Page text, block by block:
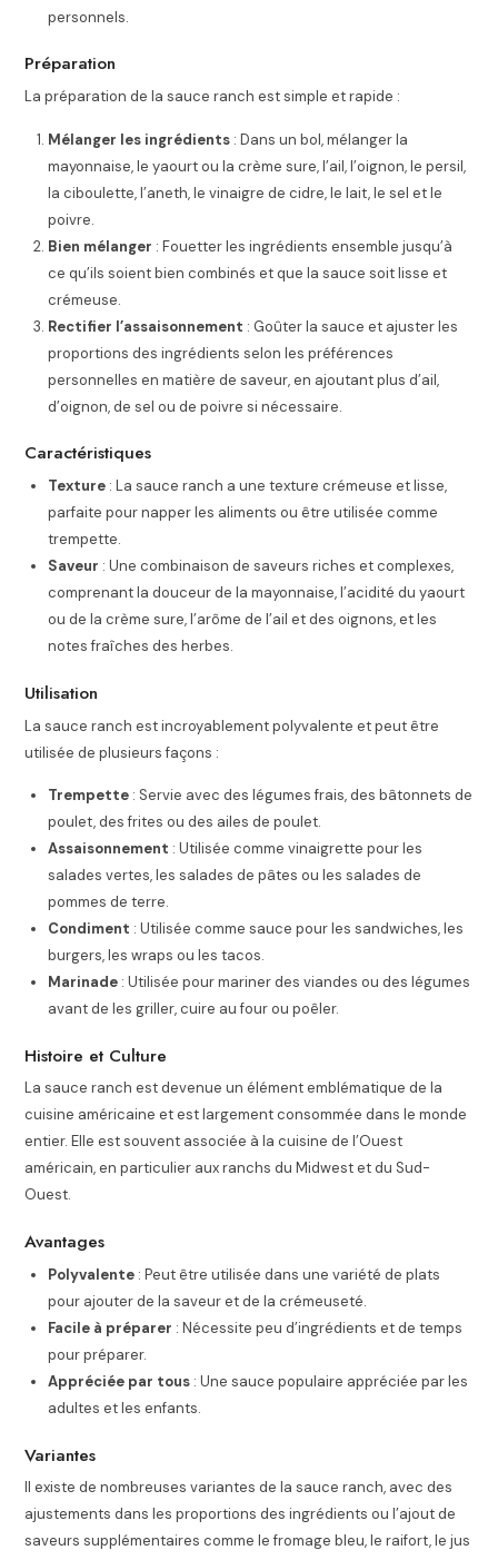
personnels.
Préparation
La préparation de la sauce ranch est simple et rapide :
Mélanger les ingrédients : Dans un bol, mélanger la
mayonnaise, le yaourt ou la crème sure, l’ail, l’oignon, le persil,
la ciboulette, l’aneth, le vinaigre de cidre, le lait, le sel et le
poivre.
Bien mélanger : Fouetter les ingrédients ensemble jusqu’à
ce qu’ils soient bien combinés et que la sauce soit lisse et
crémeuse.
Rectifier l’assaisonnement : Goûter la sauce et ajuster les
proportions des ingrédients selon les préférences
personnelles en matière de saveur, en ajoutant plus d’ail,
d’oignon, de sel ou de poivre si nécessaire.
Caractéristiques
Texture : La sauce ranch a une texture crémeuse et lisse,
parfaite pour napper les aliments ou être utilisée comme
trempette.
Saveur : Une combinaison de saveurs riches et complexes,
comprenant la douceur de la mayonnaise, l’acidité du yaourt
ou de la crème sure, l’arôme de l’ail et des oignons, et les
notes fraîches des herbes.
Utilisation
La sauce ranch est incroyablement polyvalente et peut être
utilisée de plusieurs façons :
Trempette : Servie avec des légumes frais, des bâtonnets de
poulet, des frites ou des ailes de poulet.
Assaisonnement : Utilisée comme vinaigrette pour les
salades vertes, les salades de pâtes ou les salades de
pommes de terre.
Condiment : Utilisée comme sauce pour les sandwiches, les
burgers, les wraps ou les tacos.
Marinade : Utilisée pour mariner des viandes ou des légumes
avant de les griller, cuire au four ou poêler.
Histoire et Culture
La sauce ranch est devenue un élément emblématique de la
cuisine américaine et est largement consommée dans le monde
entier. Elle est souvent associée à la cuisine de l’Ouest
américain, en particulier aux ranchs du Midwest et du Sud-
Ouest.
Avantages
Polyvalente : Peut être utilisée dans une variété de plats
pour ajouter de la saveur et de la crémeuseté.
Facile à préparer : Nécessite peu d’ingrédients et de temps
pour préparer.
Appréciée par tous : Une sauce populaire appréciée par les
adultes et les enfants.
Variantes
Il existe de nombreuses variantes de la sauce ranch, avec des
ajustements dans les proportions des ingrédients ou l’ajout de
saveurs supplémentaires comme le fromage bleu, le raifort, le jus